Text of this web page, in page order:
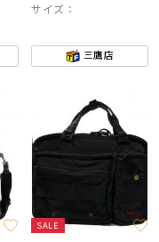
サイズ：
三鷹店
SALE